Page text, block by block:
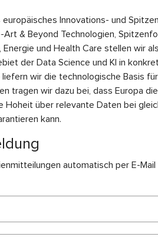
Innovations- und
& Beyond Technologien,
Energie und Health Care stellen wir
der Data Science und KI in
wir die technologische Basis
tragen wir dazu bei, dass Europa
über relevante Daten bei
kann.
automatisch per E-